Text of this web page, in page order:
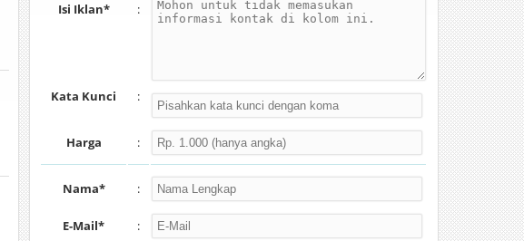
Isi Iklan* :
Kata Kunci :
Harga :
Nama* :
E-Mail* :